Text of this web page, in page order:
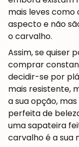
mais leves como
aspecto e não
o carvalho.
Assim, se quiser
comprar
decidir-se por
mais resistente,
a sua opção,
perfeita de
uma sapateira
carvalho é a sua